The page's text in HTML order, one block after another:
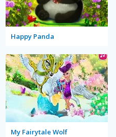
Happy Panda
My Fairytale Wolf